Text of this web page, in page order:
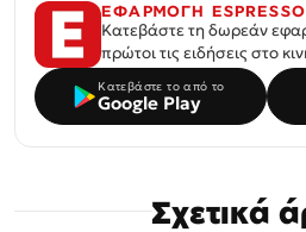
ΕΦΑΡΜΟΓΗ ESPRESSO
Κατεβάστε τη δωρεάν
πρώτοι τις ειδήσεις στο
Κατεβάστε το από το
Google Play
Σχετικά